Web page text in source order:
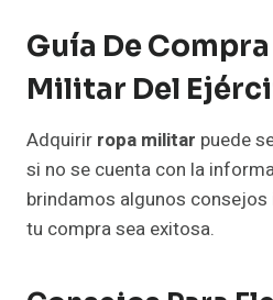
Guía De Compra
Militar Del
Adquirir ropa militar puede
si no se cuenta con la
brindamos algunos
tu compra sea exitosa.